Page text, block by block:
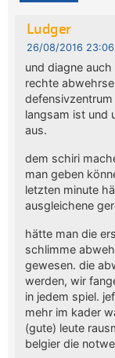
Ludger
26/08/2016 23:06
und diagne
rechte
langsam ist und
aus.
dem schiri
man geben
letzten minute
ausgleichene
hätte man die
schlimme
gewesen. die
werden, wir
in jedem spiel.
mehr im kader
(gute) leute
belgier die